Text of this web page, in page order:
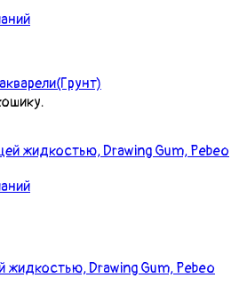
Drawing Gum, Pebeo